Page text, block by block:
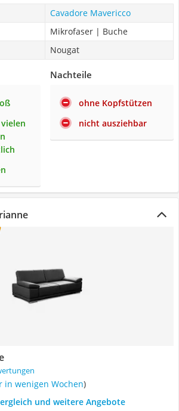
Cavadore Mavericco
Mikrofaser | Buche
Nougat
Nachteile
ohne Kopfstützen
nicht ausziehbar
in wenigen Wochen)
und weitere Angebote